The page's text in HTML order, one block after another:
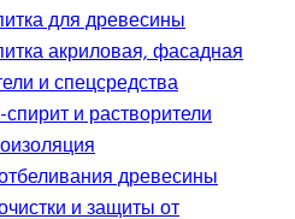
для древесины
акриловая, фасадная
и спецсредства
и растворители
древесины
и защиты от